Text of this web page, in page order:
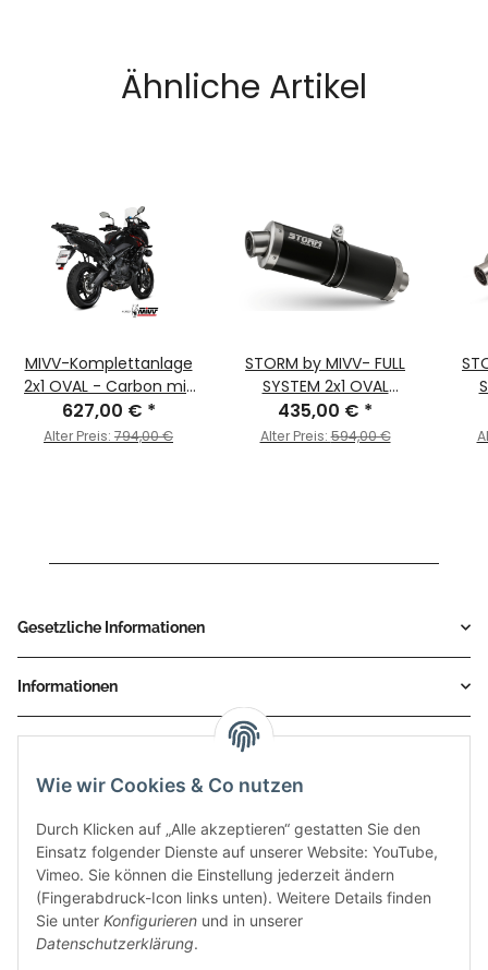
Wie wir Cookies & Co nutzen
Durch Klicken auf „Alle akzeptieren“ gestatten Sie den
Einsatz folgender Dienste auf unserer Website: YouTube,
Vimeo. Sie können die Einstellung jederzeit ändern
(Fingerabdruck-Icon links unten). Weitere Details finden
Sie unter Konfigurieren und in unserer
Datenschutzerklärung.
Ähnliche Artikel
MIVV-Komplettanlage
2x1 OVAL - Carbon mit
Carbon Endkappe für
KAWASAKI - Versys 650
627,00 € *
Alter Preis: 794,00 €
STORM by MIVV- FULL
SYSTEM 2x1 OVAL
Edelstahl Schwarz für
KAWASAKI Versys 650 Bj.
435,00 € *
Alter Preis:594,00 €
Gesetzliche Informationen
Informationen